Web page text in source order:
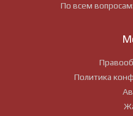
По всем вопросам:
Политика